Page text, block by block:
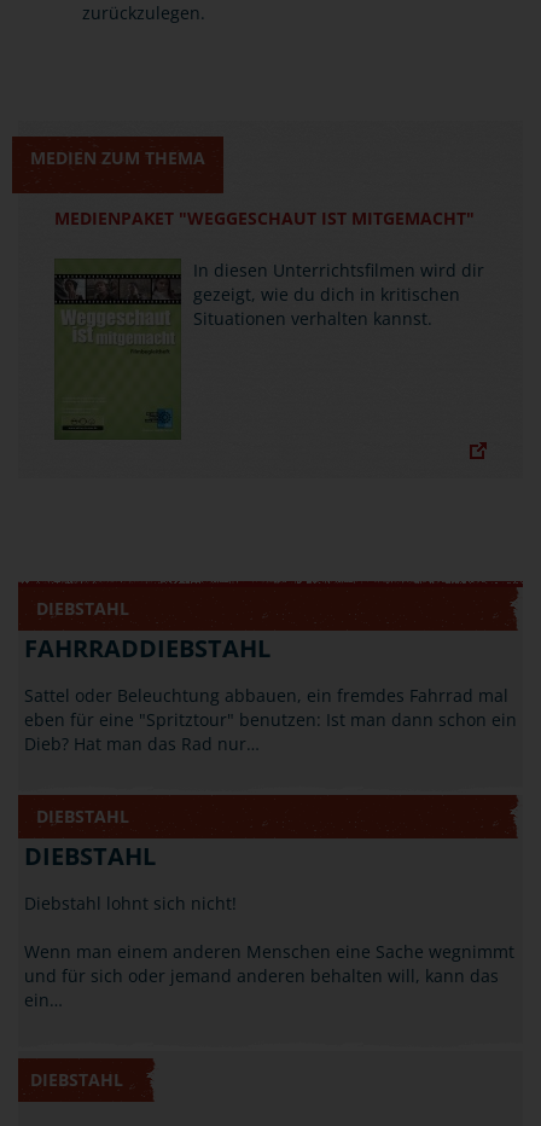
zurückzulegen.
MEDIEN ZUM THEMA
MEDIENPAKET "WEGGESCHAUT IST MITGEMACHT"
In diesen Unterrichtsfilmen wird dir
gezeigt, wie du dich in kritischen
Situationen verhalten kannst.
DIEBSTAHL
FAHRRADDIEBSTAHL
Sattel oder Beleuchtung abbauen, ein fremdes Fahrrad mal
eben für eine "Spritztour" benutzen: Ist man dann schon ein
Dieb? Hat man das Rad nur…
DIEBSTAHL
DIEBSTAHL
Diebstahl lohnt sich nicht!
Wenn man einem anderen Menschen eine Sache wegnimmt
und für sich oder jemand anderen behalten will, kann das
ein…
DIEBSTAHL